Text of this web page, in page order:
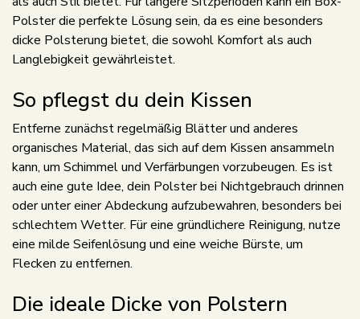
Polster die perfekte Lösung sein, da es eine besonders
dicke Polsterung bietet, die sowohl Komfort als auch
Langlebigkeit gewährleistet.
So pflegst du dein Kissen
Entferne zunächst regelmäßig Blätter und anderes
organisches Material, das sich auf dem Kissen ansammeln
kann, um Schimmel und Verfärbungen vorzubeugen. Es ist
auch eine gute Idee, dein Polster bei Nichtgebrauch drinnen
oder unter einer Abdeckung aufzubewahren, besonders bei
schlechtem Wetter. Für eine gründlichere Reinigung, nutze
eine milde Seifenlösung und eine weiche Bürste, um
Flecken zu entfernen.
Die ideale Dicke von Polstern